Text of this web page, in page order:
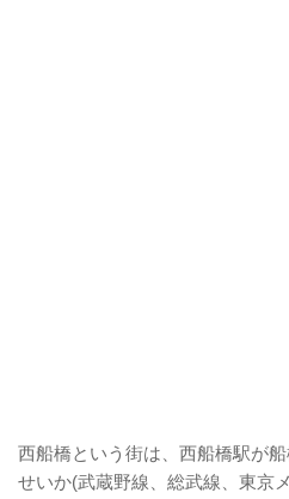
西船橋という街は、西船橋駅が
せいか(武蔵野線、総武線、東京